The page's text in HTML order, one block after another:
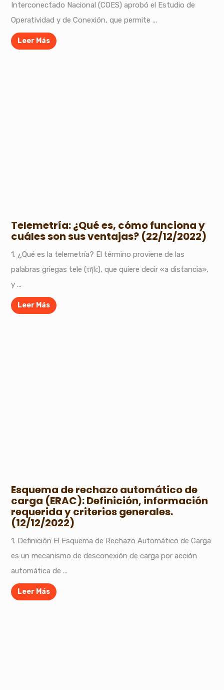
Interconectado Nacional (COES) aprobó el Estudio de
Operatividad y de Conexión, que permite ...
Leer Más
Telemetría: ¿Qué es, cómo funciona y
cuáles son sus ventajas? (22/12/2022)
1. ¿Qué es la telemetría? El término proviene de las
palabras griegas tele (τῆlε), que quiere decir «a distancia»,
y ...
Leer Más
Esquema de rechazo automático de
carga (ERAC): Definición, información
requerida y criterios generales.
(12/12/2022)
1. Definición El Esquema de Rechazo Automático de Carga
es un mecanismo de desconexión de carga por acción
automática de ...
Leer Más